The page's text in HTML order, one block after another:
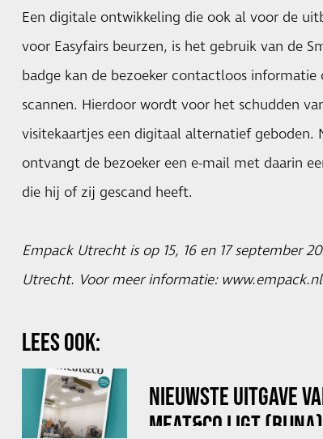
Een digitale ontwikkeling die ook al voor de
voor Easyfairs beurzen, is het gebruik van de
badge kan de bezoeker contactloos informatie
scannen. Hierdoor wordt voor het schudden
visitekaartjes een digitaal alternatief geboden.
ontvangt de bezoeker een e-mail met daarin
die hij of zij gescand heeft.
Empack Utrecht is op 15, 16 en 17 september
Utrecht. Voor meer informatie: www.empack.nl
LEES OOK:
NIEUWSTE UITGAVE
MEAT&CO LIGT